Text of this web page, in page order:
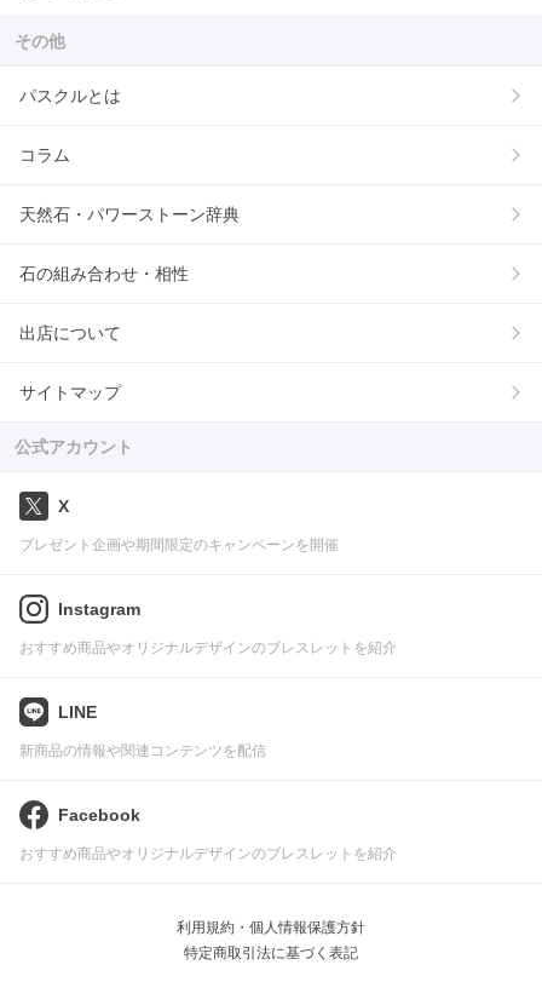
その他
パスクルとは
コラム
天然石・パワーストーン辞典
石の組み合わせ・相性
出店について
サイトマップ
公式アカウント
X
プレゼント企画や期間限定のキャンペーンを開催
Instagram
おすすめ商品やオリジナルデザインのブレスレットを紹介
LINE
新商品の情報や関連コンテンツを配信
Facebook
おすすめ商品やオリジナルデザインのブレスレットを紹介
利用規約・個人情報保護方針
特定商取引法に基づく表記